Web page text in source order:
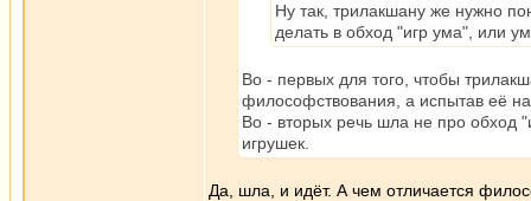
Ну так, трилакшану же нужно
делать в обход "игр ума", или
Во - первых для того, чтобы
философствования, а испытав её
Во - вторых речь шла не про обход
игрушек.
Да, шла, и идёт. А чем отличается